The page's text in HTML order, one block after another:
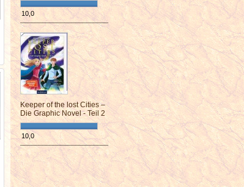
10,0
¯¯¯¯¯¯¯¯¯¯¯¯¯¯¯¯¯¯¯¯¯¯¯¯
Keeper of the lost Cities –
Die Graphic Novel - Teil 2
10,0
¯¯¯¯¯¯¯¯¯¯¯¯¯¯¯¯¯¯¯¯¯¯¯¯